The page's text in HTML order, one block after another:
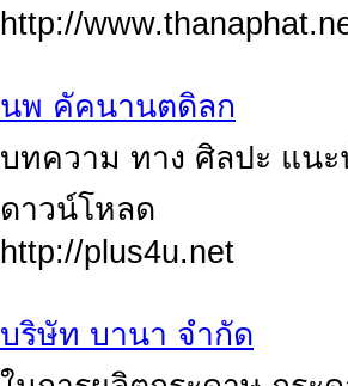
http://
นพ คัคนานตดิลก
บทความ ทาง ศิลปะ แน
ดาวน์โหลด
http://plus4u.net
บริษัท บานา จำกัด